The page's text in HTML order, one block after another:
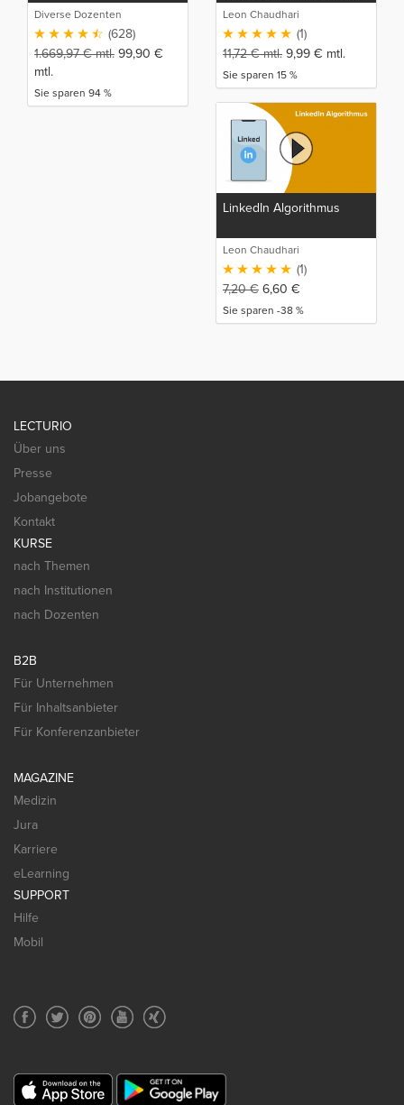
Diverse Dozenten
(628)
1.669,97€mtl. 99,90 €
mtl.
Sie sparen 94 %
Networking und Lead-
Generierung
Leon Chaudhari
(1)
11,72€mtl. 9,99 € mtl.
Sie sparen 15 %
LinkedIn Algorithmus
Leon Chaudhari
(1)
7,20€ 6,60 €
Sie sparen -38 %
LECTURIO
Über uns
Presse
Jobangebote
Kontakt
KURSE
nach Themen
nach Institutionen
nach Dozenten
B2B
Für Unternehmen
Für Inhaltsanbieter
Für Konferenzanbieter
MAGAZINE
Medizin
Jura
Karriere
eLearning
SUPPORT
Hilfe
Mobil